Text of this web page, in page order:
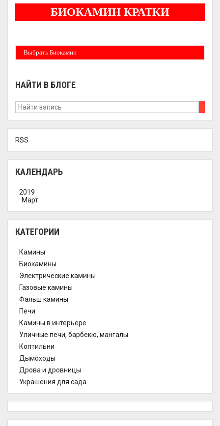
БИОКАМИН КРАТКИ
Выбрать Биокамин
НАЙТИ В БЛОГЕ
RSS
КАЛЕНДАРЬ
2019
Март
КАТЕГОРИИ
Камины
Биокамины
Электрические камины
Газовые камины
Фальш камины
Печи
Камины в интерьере
Уличные печи, барбекю, мангалы
Коптильни
Дымоходы
Дрова и дровницы
Украшения для сада